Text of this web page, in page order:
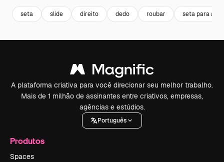
seta slide direito dedo roubar seta para a
A plataforma criativa para você direcionar seu melhor trabalho.
Mais de 1 milhão de assinantes entre criativos, empresas,
agências e estúdios.
Português
Produtos
Spaces